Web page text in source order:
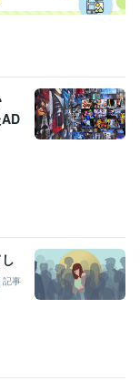
年
年
のこと
コーチング
記事